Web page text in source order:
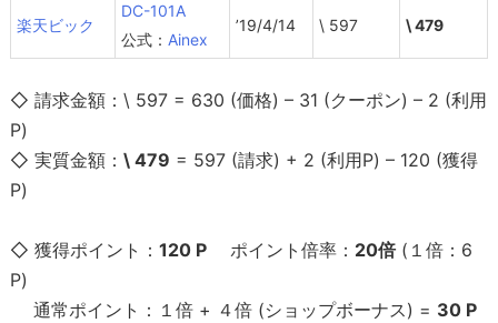
楽天ビック
DC-101A
公式： Ainex
’19/4/14 \ 597 \ 479
◇ 請求金額：\ 597 = 630 (価格) – 31 (クーポン) – 2 (利用
P)
◇ 実質金額： \ 479 = 597 (請求) + 2 (利用P) – 120 (獲得
P)
◇ 獲得ポイント： 120 P ポイント倍率： 20倍(１倍：6
P)
通常ポイント：１倍 + ４倍 (ショップボーナス) = 30 P